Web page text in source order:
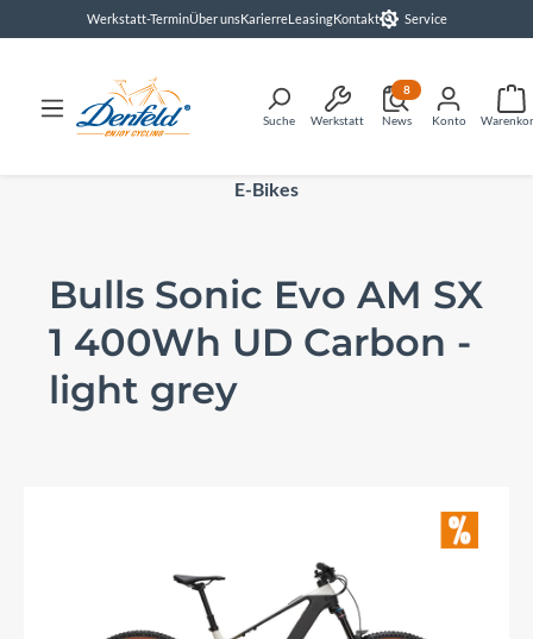
springenWerkstatt-TerminÜber unsKarierreLeasingKontakt Service
Suche Werkstatt News
8
Konto
E-Bikes
Bulls Sonic Evo AM SX
1 400Wh UD Carbon -
light grey